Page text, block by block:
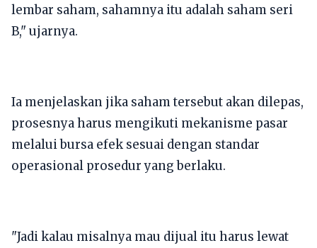
lembar saham, sahamnya itu adalah saham seri
B," ujarnya.
Ia menjelaskan jika saham tersebut akan dilepas,
prosesnya harus mengikuti mekanisme pasar
melalui bursa efek sesuai dengan standar
operasional prosedur yang berlaku.
"Jadi kalau misalnya mau dijual itu harus lewat